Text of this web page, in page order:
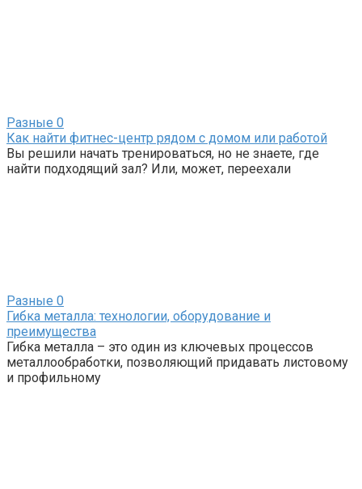
Разные 0
Как найти фитнес-центр рядом с домом или работой
Вы решили начать тренироваться, но не знаете, где
найти подходящий зал? Или, может, переехали
Разные 0
Гибка металла: технологии, оборудование и
преимущества
Гибка металла – это один из ключевых процессов
металлообработки, позволяющий придавать листовому
и профильному